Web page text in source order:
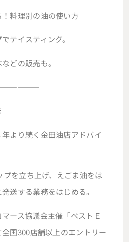
料理別の油の使い方
テイスティング。
どの販売も。
——————
より続く金田油店アドバイ
を立ち上げ、えごま油をは
送する業務をはじめる。
ース協議会主催「ベストＥ
国300店舗以上のエントリー